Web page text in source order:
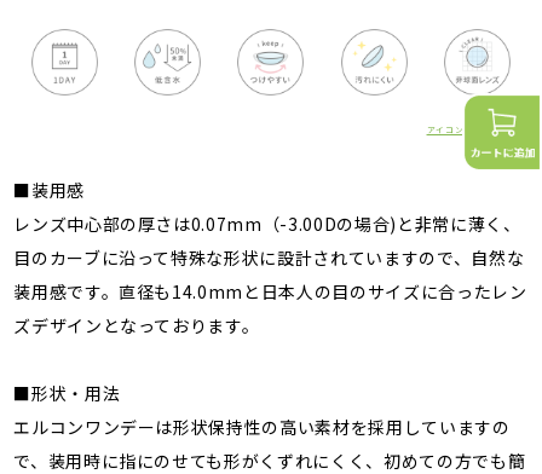
アイコンの詳細はこちら
■装用感
レンズ中心部の厚さは0.07mm（-3.00Dの場合)と非常に薄く、
目のカーブに沿って特殊な形状に設計されていますので、自然な
装用感です。直径も14.0mmと日本人の目のサイズに合ったレン
ズデザインとなっております。
■形状・用法
エルコンワンデーは形状保持性の高い素材を採用していますの
で、装用時に指にのせても形がくずれにくく、初めての方でも簡